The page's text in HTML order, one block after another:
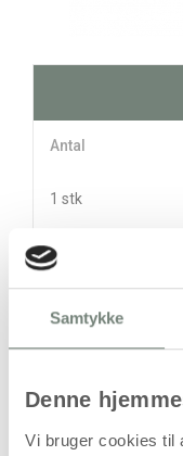
Samtykke
Denne
Vi bruger cookies til
Antal
1 stk